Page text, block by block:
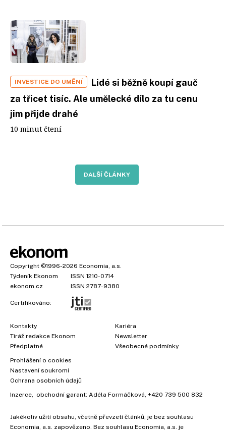
INVESTICE DO UMĚNÍ
Lidé si běžně koupí gauč
za třicet tisíc. Ale umělecké dílo za tu cenu
jim přijde drahé
10 minut čtení
DALŠÍ ČLÁNKY
Copyright ©1996-2026 Economia, a.s.
Týdeník Ekonom
ISSN 1210-0714
ekonom.cz
ISSN 2787-9380
Certifikováno:
Kontakty
Tiráž redakce Ekonom
Předplatné
Kariéra
Newsletter
Všeobecné podmínky
Prohlášení o cookies
Nastavení soukromí
Ochrana osobních údajů
Inzerce , obchodní garant: Adéla Formáčková +420 739 500 832
Jakékoliv užití obsahu, včetně převzetí článků, je bez souhlasu
Economia, a.s. zapovězeno. Bez souhlasu Economia, a.s. je